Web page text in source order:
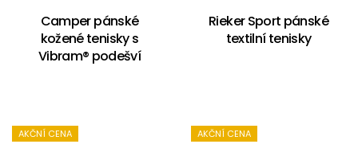
Camper pánské
kožené tenisky s
Vibram® podešví
Rieker Sport pánské
textilní tenisky
AKČNÍ CENA AKČNÍ CENA